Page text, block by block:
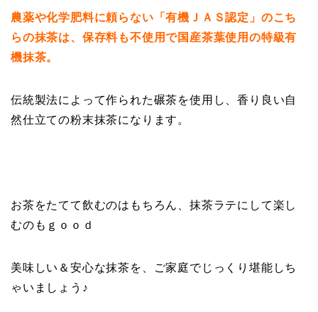
農薬や化学肥料に頼らない「有機ＪＡＳ認定」のこち
らの抹茶は、保存料も不使用で国産茶葉使用の特級有
機抹茶。
伝統製法によって作られた碾茶を使用し、香り良い自
然仕立ての粉末抹茶になります。
お茶をたてて飲むのはもちろん、抹茶ラテにして楽し
むのもｇｏｏｄ
美味しい＆安心な抹茶を、ご家庭でじっくり堪能しち
ゃいましょう♪